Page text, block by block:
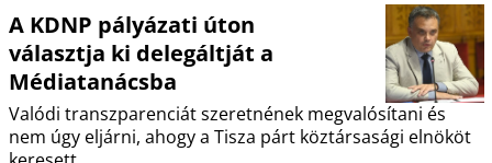
A KDNP pályázati úton
választja ki delegáltját a
Médiatanácsba
Valódi transzparenciát szeretnének megvalósítani és
nem úgy eljárni, ahogy a Tisza párt köztársasági elnököt